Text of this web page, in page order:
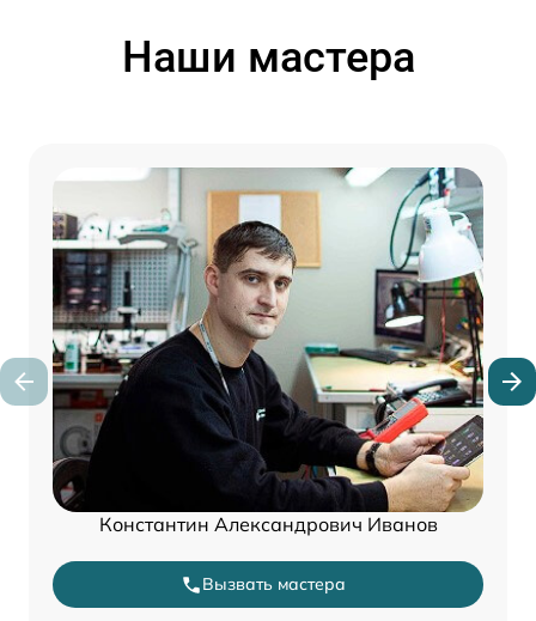
Наши мастера
Константин Александрович Иванов
Вызвать мастера